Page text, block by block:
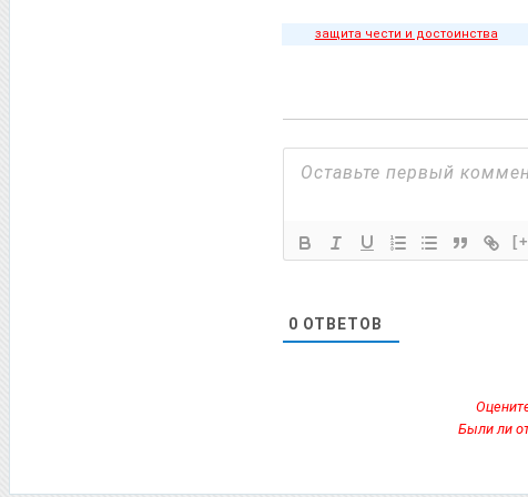
защита чести и достоинства
0 ОТВЕТОВ
Были ли